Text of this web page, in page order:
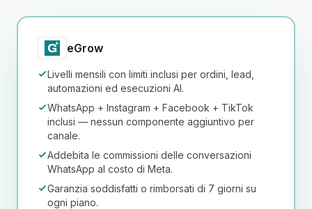
eGrow
Livelli mensili con limiti inclusi per ordini, lead,
automazioni ed esecuzioni AI.
WhatsApp + Instagram + Facebook + TikTok
inclusi — nessun componente aggiuntivo per
canale.
Addebita le commissioni delle conversazioni
WhatsApp al costo di Meta.
Garanzia soddisfatti o rimborsati di 7 giorni su
ogni piano.